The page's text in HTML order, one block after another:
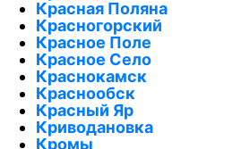
Красная Поляна
Красногорский
Красное Поле
Красное Село
Краснокамск
Краснообск
Красный Яр
Криводановка
Кромы